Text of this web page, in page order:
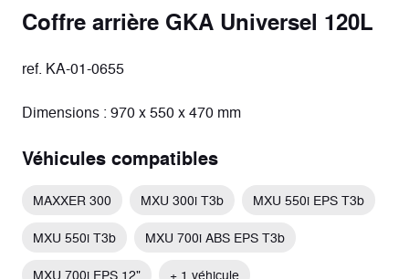
Coffre arrière GKA Universel 120L
ref. KA-01-0655
Dimensions : 970 x 550 x 470 mm
Véhicules compatibles
MAXXER 300 MXU 300i T3b MXU 550i EPS T3b
MXU 550i T3b MXU 700i ABS EPS T3b
MXU 700i EPS 12" + 1 véhicule